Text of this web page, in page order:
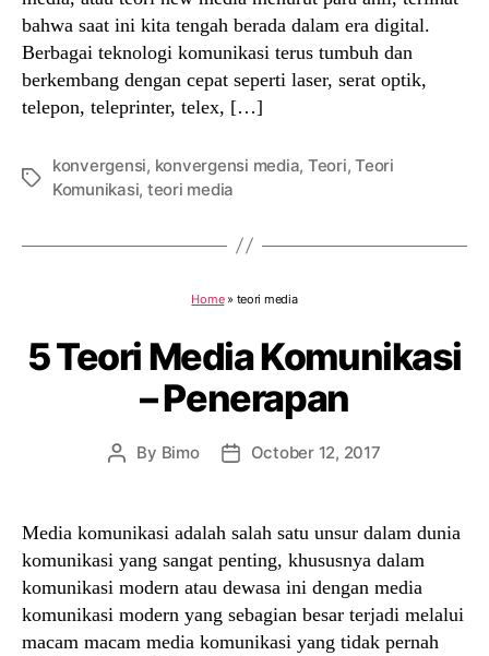
bahwa saat ini kita tengah berada dalam era digital.
Berbagai teknologi komunikasi terus tumbuh dan
berkembang dengan cepat seperti laser, serat optik,
telepon, teleprinter, telex, […]
Tags
konvergensi, konvergensi media, Teori,Teori
Komunikasi, teori media
Home» teori media
5 Teori Media Komunikasi
– Penerapan
Post
By Bimo
PostOctober 12, 2017
Media komunikasi adalah salah satu unsur dalam dunia
komunikasi yang sangat penting, khususnya dalam
komunikasi modern atau dewasa ini dengan media
komunikasi modern yang sebagian besar terjadi melalui
macam macam media komunikasi yang tidak pernah